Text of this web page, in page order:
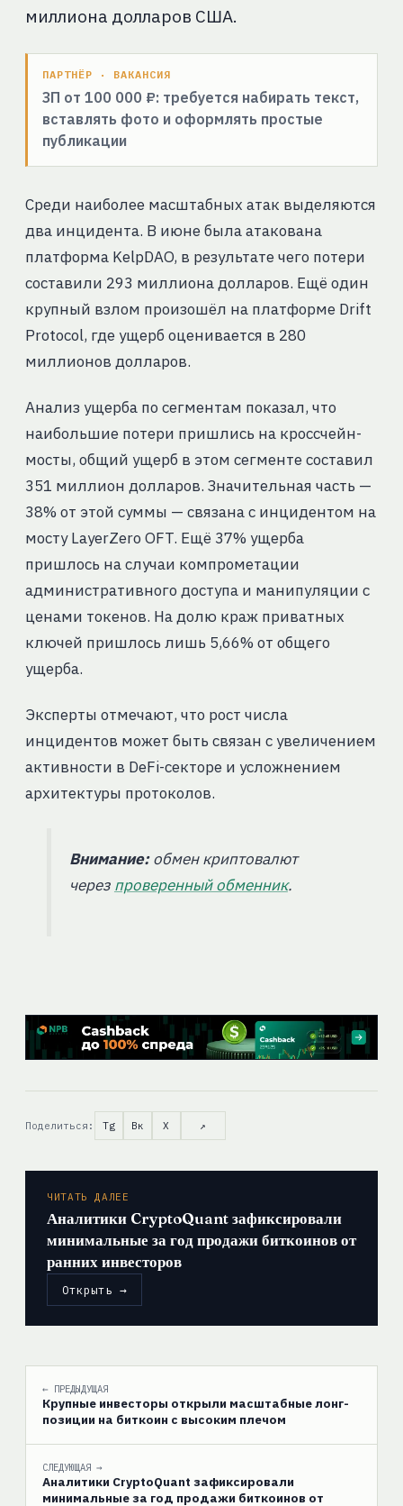
миллиона долларов США.
ПАРТНЁР · ВАКАНСИЯ
ЗП от 100 000 ₽: требуется набирать текст,
вставлять фото и оформлять простые
публикации
Среди наиболее масштабных атак выделяются
два инцидента. В июне была атакована
платформа KelpDAO, в результате чего потери
составили 293 миллиона долларов. Ещё один
крупный взлом произошёл на платформе Drift
Protocol, где ущерб оценивается в 280
миллионов долларов.
Анализ ущерба по сегментам показал, что
наибольшие потери пришлись на кроссчейн-
мосты, общий ущерб в этом сегменте составил
351 миллион долларов. Значительная часть —
38% от этой суммы — связана с инцидентом на
мосту LayerZero OFT. Ещё 37% ущерба
пришлось на случаи компрометации
административного доступа и манипуляции с
ценами токенов. На долю краж приватных
ключей пришлось лишь 5,66% от общего
ущерба.
Эксперты отмечают, что рост числа
инцидентов может быть связан с увеличением
активности в DeFi-секторе и усложнением
архитектуры протоколов.
Внимание:обмен криптовалют
через проверенный обменник.
Поделиться: Tg Вк X ↗
ЧИТАТЬ ДАЛЕЕ
Аналитики CryptoQuant зафиксировали
минимальные за год продажи биткоинов от
ранних инвесторов
Открыть →
← ПРЕДЫДУЩАЯ
Крупные инвесторы открыли масштабные лонг-
позиции на биткоин с высоким плечом
СЛЕДУЮЩАЯ →
Аналитики CryptoQuant зафиксировали
минимальные за год продажи биткоинов от